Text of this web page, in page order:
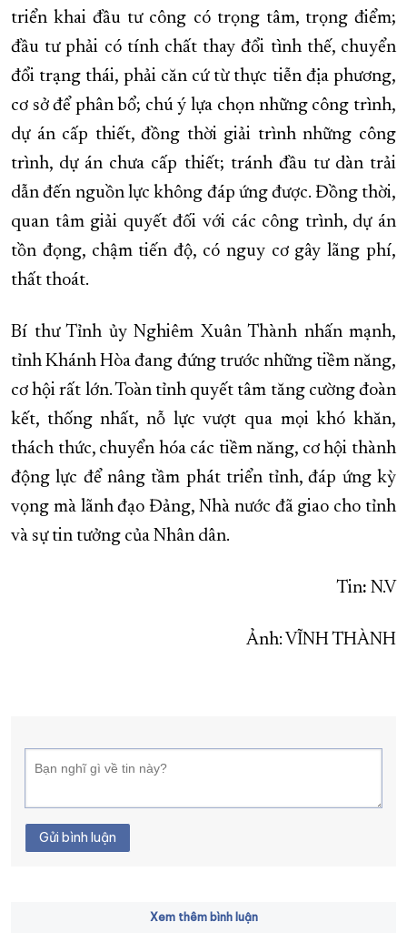
triển khai đầu tư công có trọng tâm, trọng điểm;
đầu tư phải có tính chất thay đổi tình thế, chuyển
đổi trạng thái, phải căn cứ từ thực tiễn địa phương,
cơ sở để phân bổ; chú ý lựa chọn những công trình,
dự án cấp thiết, đồng thời giải trình những công
trình, dự án chưa cấp thiết; tránh đầu tư dàn trải
dẫn đến nguồn lực không đáp ứng được. Đồng thời,
quan tâm giải quyết đối với các công trình, dự án
tồn đọng, chậm tiến độ, có nguy cơ gây lãng phí,
thất thoát.
Bí thư Tỉnh ủy Nghiêm Xuân Thành nhấn mạnh,
tỉnh Khánh Hòa đang đứng trước những tiềm năng,
cơ hội rất lớn. Toàn tỉnh quyết tâm tăng cường đoàn
kết, thống nhất, nỗ lực vượt qua mọi khó khăn,
thách thức, chuyển hóa các tiềm năng, cơ hội thành
động lực để nâng tầm phát triển tỉnh, đáp ứng kỳ
vọng mà lãnh đạo Đảng, Nhà nước đã giao cho tỉnh
và sự tin tưởng của Nhân dân.
Tin: N.V
Ảnh: VĨNH THÀNH
Gửi bình luận
Xem thêm bình luận